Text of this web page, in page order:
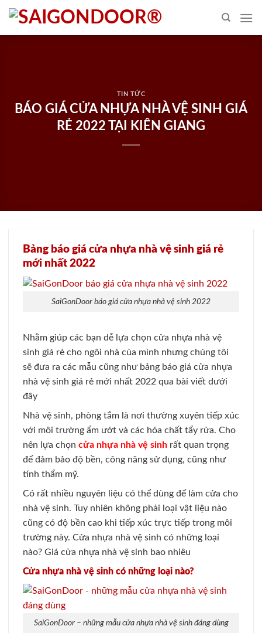
Skip
content
TIN TỨC
BÁO GIÁ CỬA NHỰA NHÀ VỆ SINH GIÁ
RẺ 2022 TẠI KIÊN GIANG
Bảng báo giá cửa nhựa nhà vệ sinh giá rẻ
mới nhất 2022
SaiGonDoor báo giá cửa nhựa nhà vệ sinh 2022
Nhằm giúp các bạn dễ lựa chọn cửa nhựa nhà vệ
sinh giá rẻ cho ngôi nhà của mình nhưng chúng tôi
sẽ đưa ra các mẫu cũng như bảng báo giá cửa nhựa
nhà vệ sinh giá rẻ mới nhất 2022 qua bài viết dưới
đây
Nhà vệ sinh, phòng tắm là nơi thường xuyên tiếp xúc
với môi trường ẩm ướt và các hóa chất tẩy rửa. Cho
nên lựa chọn cửa nhựa nhà vệ sinh rất quan trọng
để đảm bảo độ bền, công năng sử dụng, cũng như
tính thẩm mỹ.
Có rất nhiều nguyên liệu có thể dùng để làm cửa cho
nhà vệ sinh. Tuy nhiên không phải loại vật liệu nào
cũng có độ bền cao khi tiếp xúc trực tiếp trong môi
trường này. Cửa nhựa nhà vệ sinh có những loại
nào? Giá cửa nhựa nhà vệ sinh bao nhiêu
Cửa nhựa nhà vệ sinh có những loại nào?
SaiGonDoor – những mẫu cửa nhựa nhà vệ sinh đáng dùng